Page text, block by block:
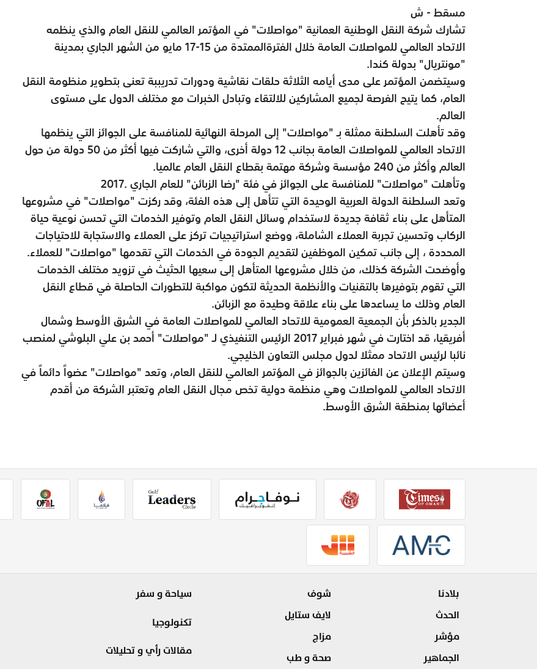
مسقط - ش
تشارك شركة النقل الوطنية العمانية "مواصلات" في المؤتمر العالمي للنقل العام والذي ينظمه
الاتحاد العالمي للمواصلات العامة خلال الفترةالممتدة من 15-17 مايو من الشهر الجاري بمدينة
"مونتريال" بدولة كندا.
وسيتضمن المؤتمر على مدى أيامه الثلاثة حلقات نقاشية ودورات تدريببة تعنى بتطوير منظومة النقل
العام، كما يتيح الفرصة لجميع المشاركين للالتقاء وتبادل الخبرات مع مختلف الدول على مستوى
العالم.
وقد تأهلت السلطنة ممثلة بـ "مواصلات" إلى المرحلة النهائية للمنافسة على الجوائز التي ينظمها
الاتحاد العالمي للمواصلات العامة بجانب 12 دولة أخرى، والتي شاركت فيها أكثر من 50 دولة من حول
العالم وأكثر من 240 مؤسسة وشركة مهتمة بقطاع النقل العام عالميا.
وتأهلت "مواصلات" للمنافسة على الجوائز في فئة "رضا الزبائن" للعام الجاري .2017
وتعد السلطنة الدولة العربية الوحيدة التي تتأهل إلى هذه الفئة، وقد ركزت "مواصلات" في مشروعها
المتأهل على بناء ثقافة جديدة لاستخدام وسائل النقل العام وتوفير الخدمات التي تحسن نوعية حياة
الركاب وتحسين تجربة العملاء الشاملة، ووضع استراتيجيات تركز على العملاء والاستجابة للاحتياجات
المحددة ، إلى جانب تمكين الموظفين لتقديم الجودة في الخدمات التي تقدمها "مواصلات" للعملاء.
وأوضحت الشركة كذلك، من خلال مشروعها المتأهل إلى سعيها الحثيث في تزويد مختلف الخدمات
التي تقوم بتوفيرها بالتقنيات والأنظمة الحديثة لتكون مواكبة للتطورات الحاصلة في قطاع النقل
العام وذلك ما يساعدها على بناء علاقة وطيدة مع الزبائن.
الجدير بالذكر بأن الجمعية العمومية للاتحاد العالمي للمواصلات العامة في الشرق الأوسط وشمال
أفريقيا، قد اختارت في شهر فبراير 2017 الرئيس التنفيذي لـ "مواصلات" أحمد بن علي البلوشي لمنصب
نائبا لرئيس الاتحاد ممثلا لدول مجلس التعاون الخليجي.
وسيتم الإعلان عن الفائزين بالجوائز في المؤتمر العالمي للنقل العام، وتعد "مواصلات" عضواً دائماً في
الاتحاد العالمي للمواصلات وهي منظمة دولية تخص مجال النقل العام وتعتبر الشركة من أقدم
أعضائها بمنطقة الشرق الأوسط.
بلادنا
الحدث
مؤشر
الجماهير
شوف
لايف ستايل
مزاج
صحة و طب
سياحة و سفر
تكنولوجيا
مقالات رأي و تحليلات